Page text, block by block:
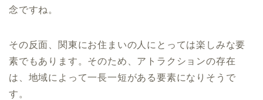
念ですね。
その反面、関東にお住まいの人にとっては楽しみな要
素でもあります。そのため、アトラクションの存在
は、地域によって一長一短がある要素になりそうで
す。